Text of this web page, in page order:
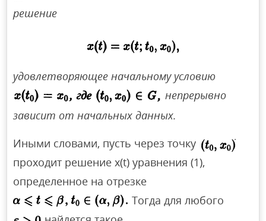
решение
удовлетворяющее начальному условию
непрерывно
зависит от начальных данных.
Иными словами, пусть через точку
проходит решение x(t) уравнения (1),
определенное на отрезке
Тогда для любого